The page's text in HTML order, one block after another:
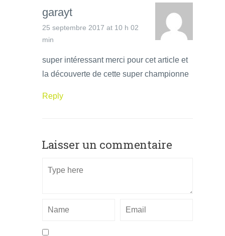
garayt
25 septembre 2017 at 10 h 02
min
super intéressant merci pour cet article et
la découverte de cette super championne
Reply
Laisser un commentaire